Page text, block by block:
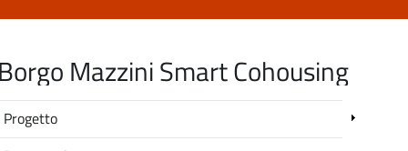
Mazzini Smart Cohousing
Progetto